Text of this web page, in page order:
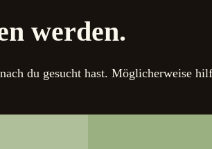
werden.
du gesucht hast. Möglicherweise